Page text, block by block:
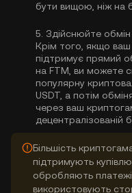
бути вищою, ніж на
5. Здійснюйте
Крім того, якщо
підтримує прямий
на FTM, ви можете
популярну
USDT, а потім
через ваш
децентралізованій
Більшість
підтримують
обробляють
використовують